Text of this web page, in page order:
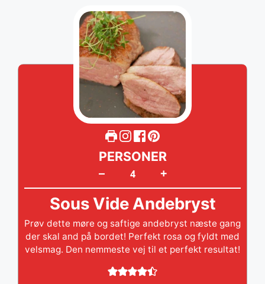
– +
PERSONER
Sous Vide Andebryst
Prøv dette møre og saftige andebryst næste gang
der skal and på bordet! Perfekt rosa og fyldt med
velsmag. Den nemmeste vej til et perfekt resultat!